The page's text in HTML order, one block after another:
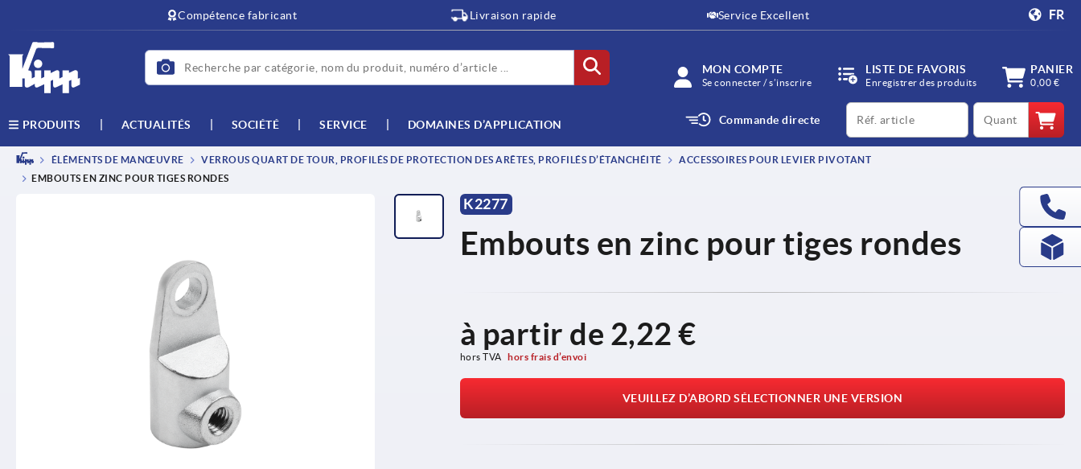
Compétence fabricant Livraison rapide Service Excellent FR
MON COMPTE
Se connecter / s’inscrire
LISTE DE FAVORIS
Enregistrer des produits
PANIER
0,00 €
PRODUITS ACTUALITÉS SOCIÉTÉ SERVICE DOMAINES D’APPLICATION Commande directe
productCode qty
ÉLÉMENTS DE MANŒUVRE VERROUS QUART DE TOUR, PROFILÉS DE PROTECTION DES ARÊTES, PROFILÉS D’ÉTANCHÉITÉ
ACCESSOIRES POUR LEVIER PIVOTANT
EMBOUTS EN ZINC POUR TIGES RONDES
K2277
Embouts en zinc pour tiges rondes
à partir de 2,22 €
hors TVA hors frais d’envoi
VEUILLEZ D’ABORD SÉLECTIONNER UNE VERSION